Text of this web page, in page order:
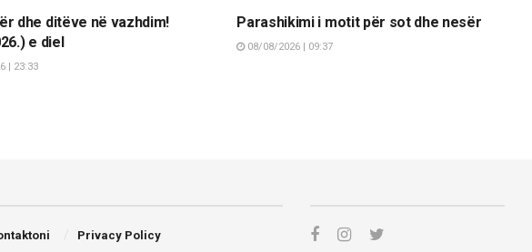
dhe ditëve në vazhdim!
e diel
| 23:33
Parashikimi i motit për sot dhe nesër
08/08/2026 | 09:37
Privacy Policy